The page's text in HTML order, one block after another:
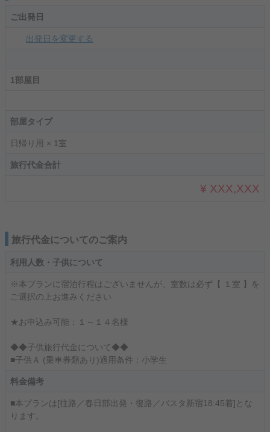
ご出発日
出発日を変更する
1部屋目
部屋タイプ
日帰り用 × 1室
旅行代金合計
¥ XXX,XXX
旅行代金についてのご案内
利用人数・子供について
※本プランに宿泊行程はございませんが、室数は必ず【 １室 】を
ご選択の上お進みください
★お申込み可能：１～１４名様
◆◆子供旅行代金について◆◆
■子供Ａ (乗車券類あり)適用条件：小学生
料金備考
■本プランは[往路／春日部出発・復路／バスタ新宿18:45着]とな
ります。